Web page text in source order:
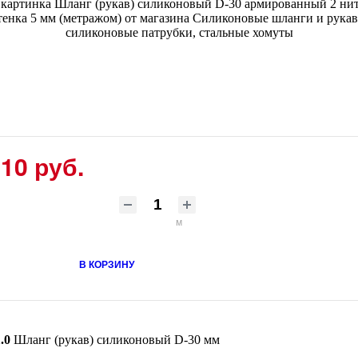
руб.
м
В КОРЗИНУ
Шланг (рукав) силиконовый D-30 мм